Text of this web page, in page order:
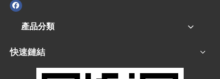
產品分類
快速鏈結